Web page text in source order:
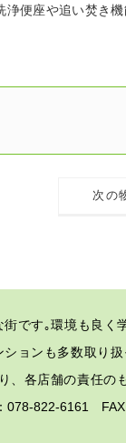
便座や追い焚き機
次の
街です｡環境も良く
ョンも多数取り扱
各店舗の責任の
078-822-6161